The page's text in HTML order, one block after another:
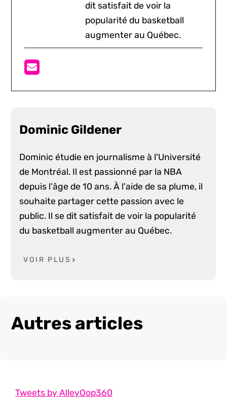
dit satisfait de voir la
popularité du basketball
augmenter au Québec.
Dominic Gildener
Dominic étudie en journalisme à l'Université
de Montréal. Il est passionné par la NBA
depuis l'âge de 10 ans. À l'aide de sa plume, il
souhaite partager cette passion avec le
public. Il se dit satisfait de voir la popularité
du basketball augmenter au Québec.
VOIR PLUS
Autres articles
Tweets by AlleyOop360